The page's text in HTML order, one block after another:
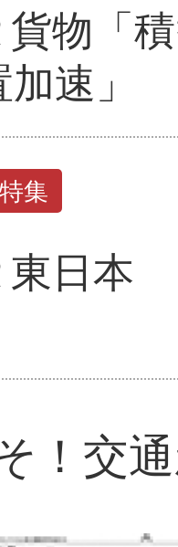
物「
速」
特集
日本
！交